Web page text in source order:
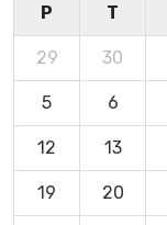
P T
29 30
5 6
12 13
19 20